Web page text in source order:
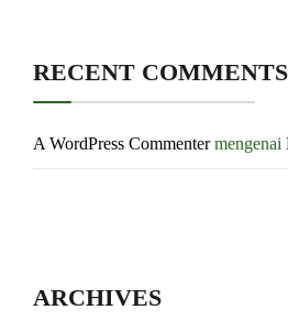
RECENT COMMENTS
A WordPress Commentermengenai
ARCHIVES